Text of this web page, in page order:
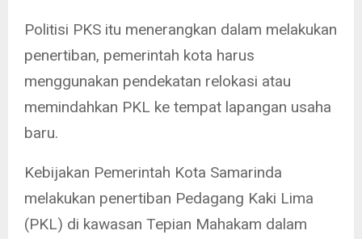
Politisi PKS itu menerangkan dalam melakukan
penertiban, pemerintah kota harus
menggunakan pendekatan relokasi atau
memindahkan PKL ke tempat lapangan usaha
baru.
Kebijakan Pemerintah Kota Samarinda
melakukan penertiban Pedagang Kaki Lima
(PKL) di kawasan Tepian Mahakam dalam